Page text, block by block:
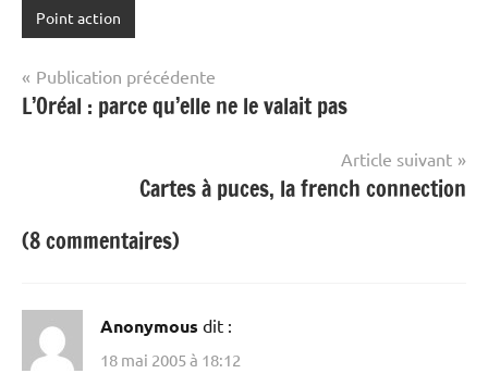
Point action
Navigation
de
Publication précédente
L’Oréal : parce qu’elle ne le valait pas
Article suivant
Cartes à puces, la french connection
(8 commentaires)
Anonymous dit :
18 mai 2005 à 18:12